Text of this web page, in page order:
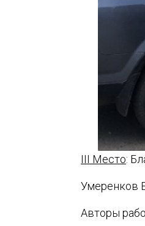
III Место:
Умеренков
Авторы